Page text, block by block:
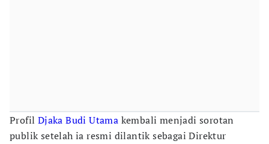
Profil Djaka Budi Utama kembali menjadi sorotan
publik setelah ia resmi dilantik sebagai Direktur